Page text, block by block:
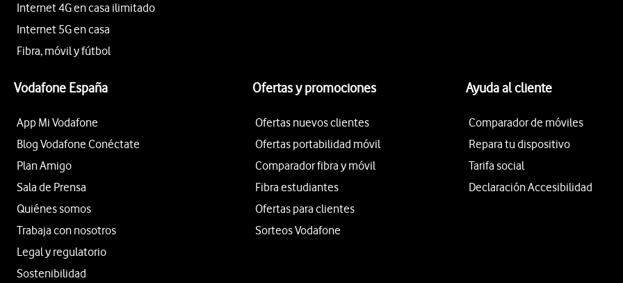
Internet 4G en casa ilimitado
Internet 5G en casa
Fibra, móvil y fútbol
Vodafone España
App Mi Vodafone
Blog Vodafone Conéctate
Plan Amigo
Sala de Prensa
Quiénes somos
Trabaja con nosotros
Legal y regulatorio
Sostenibilidad
Ofertas y promociones
Ofertas nuevos clientes
Ofertas portabilidad móvil
Comparador fibra y móvil
Fibra estudiantes
Ofertas para clientes
Sorteos Vodafone
Ayuda al cliente
Comparador de móviles
Repara tu dispositivo
Tarifa social
Declaración Accesibilidad